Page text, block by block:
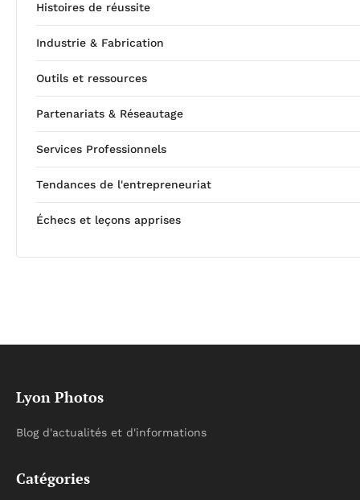
Histoires de réussite
Industrie & Fabrication
Outils et ressources
Partenariats & Réseautage
Services Professionnels
Tendances de l'entrepreneuriat
Échecs et leçons apprises
Lyon Photos
Blog d'actualités et d'informations
Catégories